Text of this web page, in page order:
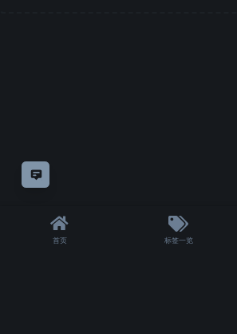
意见反馈
首页 标签一览